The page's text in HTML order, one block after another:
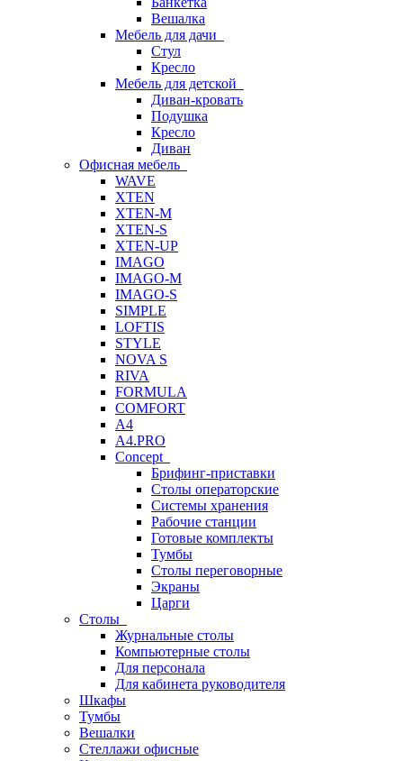
Вешалка
Мебель для дачи
Стул
Кресло
Мебель для детской
Диван-кровать
Подушка
Кресло
Диван
Офисная мебель
WAVE
XTEN
XTEN-M
XTEN-S
XTEN-UP
IMAGO
IMAGO-M
IMAGO-S
SIMPLE
LOFTIS
STYLE
NOVA S
RIVA
FORMULA
COMFORT
A4
A4.PRO
Concept
Брифинг-приставки
Столы операторские
Системы хранения
Рабочие станции
Готовые комплекты
Тумбы
Столы переговорные
Экраны
Царги
Столы
Журнальные столы
Компьютерные столы
Для персонала
Для кабинета руководителя
Шкафы
Тумбы
Вешалки
Стеллажи офисные